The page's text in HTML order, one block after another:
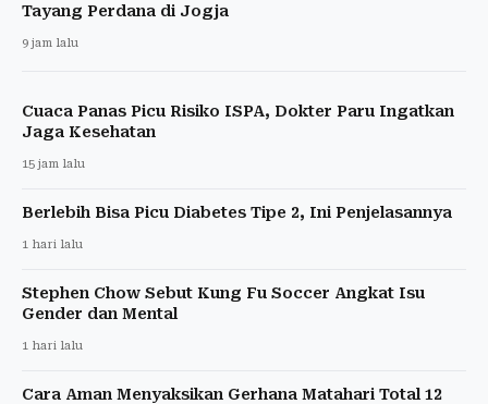
Tayang Perdana di Jogja
9 jam lalu
Cuaca Panas Picu Risiko ISPA, Dokter Paru Ingatkan
Jaga Kesehatan
15 jam lalu
Berlebih Bisa Picu Diabetes Tipe 2, Ini Penjelasannya
1 hari lalu
Stephen Chow Sebut Kung Fu Soccer Angkat Isu
Gender dan Mental
1 hari lalu
Cara Aman Menyaksikan Gerhana Matahari Total 12